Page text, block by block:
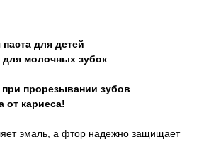
для детей
молочных зубок
при прорезывании зубов
от кариеса!
эмаль, а фтор надежно защищает